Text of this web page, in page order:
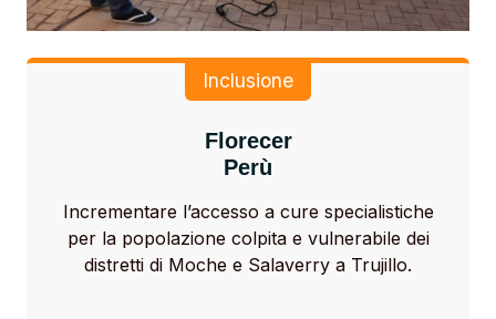
Inclusione
Florecer
Perù
Incrementare l’accesso a cure specialistiche
per la popolazione colpita e vulnerabile dei
distretti di Moche e Salaverry a Trujillo.